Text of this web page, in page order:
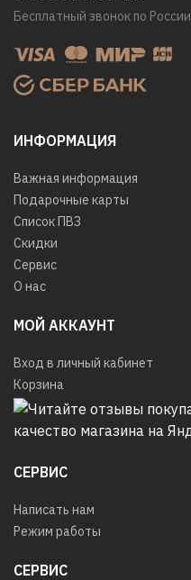
ИНФОРМАЦИЯ
Важная информация
Подарочные карты
Список ПВЗ
Скидки
Сервис
О нас
МОЙ АККАУНТ
Вход в личный кабинет
Корзина
СЕРВИС
Написать нам
Режим работы
СЕРВИС
Бесплатный звонок по России